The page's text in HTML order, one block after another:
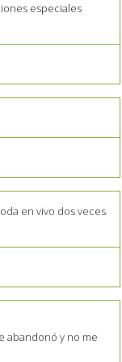
especiales
en vivo dos veces
abandonó y no me